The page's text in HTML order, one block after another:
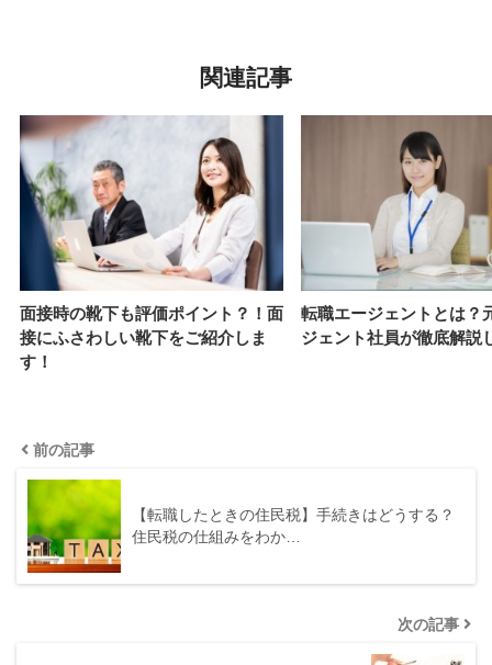
関連記事
面接時の靴下も評価ポイント？！面
接にふさわしい靴下をご紹介しま
す！
転職エージェントとは？
ジェント社員が徹底解説
前の記事
【転職したときの住民税】手続きはどうする？
住民税の仕組みをわか…
次の記事